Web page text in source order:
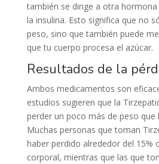
también se dirige a otra
la insulina. Esto significa que no
peso, sino que también puede
que tu cuerpo procesa el azúcar.
Resultados de la
Ambos medicamentos son
estudios sugieren que la
perder un poco más de peso que
Muchas personas que toman
haber perdido alrededor del 15%
corporal, mientras que las que